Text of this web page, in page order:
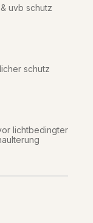
uvb schutz
schutz
lichtbedingter